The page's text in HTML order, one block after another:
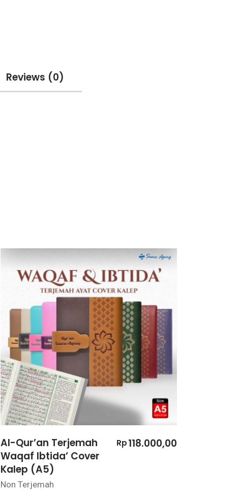
Reviews (0)
Al-Qur’an Terjemah
Waqaf Ibtida’ Cover
Kalep (A5)
Rp118.000,00
Non Terjemah